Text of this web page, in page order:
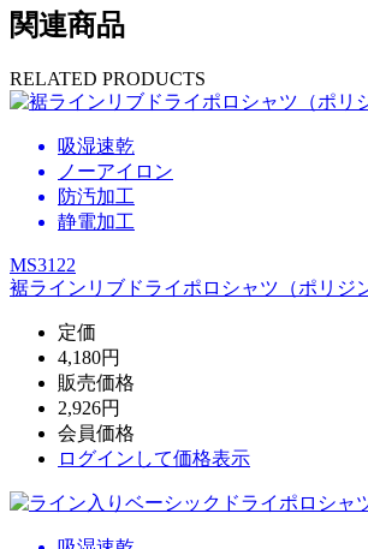
関連商品
RELATED PRODUCTS
吸湿速乾
ノーアイロン
防汚加工
静電加工
MS3122
裾ラインリブドライポロシャツ（ポリジ
定価
4,180円
販売価格
2,926円
会員価格
ログイン して価格表示